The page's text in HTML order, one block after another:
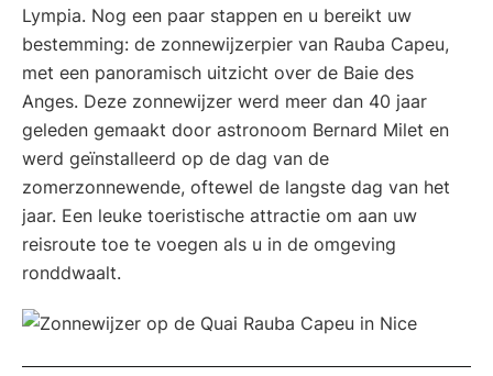
Lympia. Nog een paar stappen en u bereikt uw
bestemming: de zonnewijzerpier van Rauba Capeu,
met een panoramisch uitzicht over de Baie des
Anges. Deze zonnewijzer werd meer dan 40 jaar
geleden gemaakt door astronoom Bernard Milet en
werd geïnstalleerd op de dag van de
zomerzonnewende, oftewel de langste dag van het
jaar. Een leuke toeristische attractie om aan uw
reisroute toe te voegen als u in de omgeving
ronddwaalt.